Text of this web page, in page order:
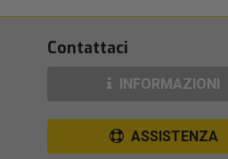
Contattaci
INFORMAZIONI
ASSISTENZA